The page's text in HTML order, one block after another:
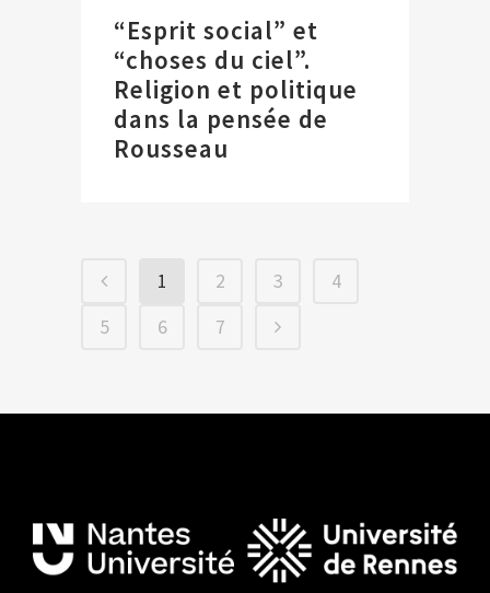
“Esprit social” et
“choses du ciel”.
Religion et politique
dans la pensée de
Rousseau
1 2 3
4
5
6 7